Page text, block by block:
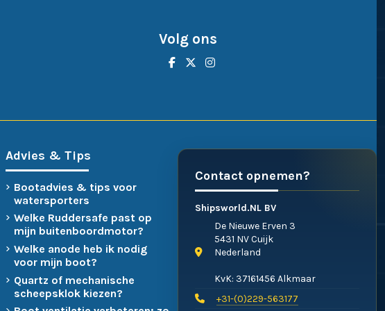
Volg ons
Advies & Tips
Bootadvies & tips voor
watersporters
Welke Ruddersafe past op
mijn buitenboordmotor?
Welke anode heb ik nodig
voor mijn boot?
Quartz of mechanische
scheepsklok kiezen?
Contact opnemen?
Shipsworld.NL BV
De Nieuwe Erven 3
5431 NV Cuijk
Nederland
KvK: 37161456 Alkmaar
+31-(0)229-563177